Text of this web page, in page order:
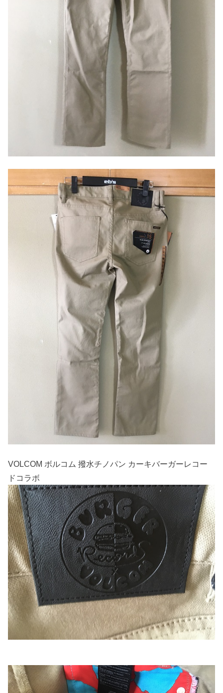
VOLCOM ボルコム 撥水チノパン カーキバーガーレコー
ドコラボ